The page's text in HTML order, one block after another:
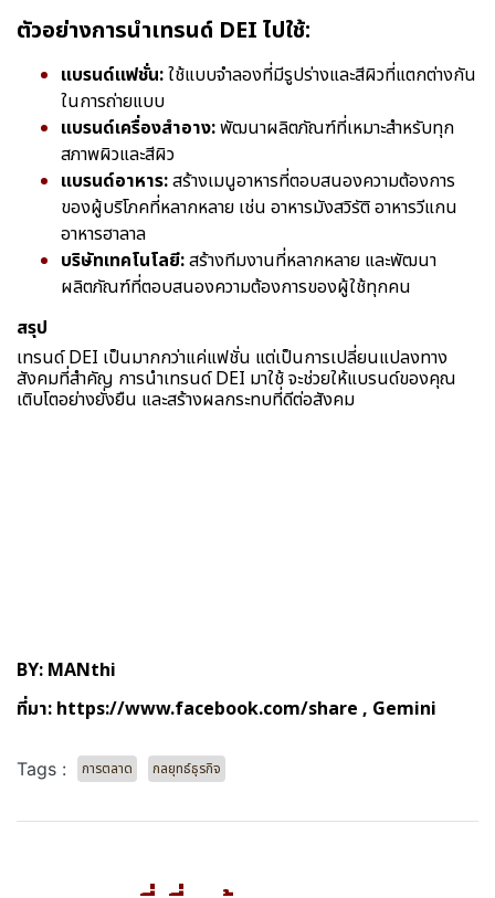
ตัวอย่างการนำเทรนด์ DEI ไปใช้:
แบรนด์แฟชั่น:ใช้แบบจำลองที่มีรูปร่างและสีผิวที่แตกต่างกัน
ในการถ่ายแบบ
แบรนด์เครื่องสำอาง:พัฒนาผลิตภัณฑ์ที่เหมาะสำหรับทุก
สภาพผิวและสีผิว
แบรนด์อาหาร:สร้างเมนูอาหารที่ตอบสนองความต้องการ
ของผู้บริโภคที่หลากหลาย เช่น อาหารมังสวิรัติ อาหารวีแกน
อาหารฮาลาล
บริษัทเทคโนโลยี:สร้างทีมงานที่หลากหลาย และพัฒนา
ผลิตภัณฑ์ที่ตอบสนองความต้องการของผู้ใช้ทุกคน
สรุป
เทรนด์ DEI เป็นมากกว่าแค่แฟชั่น แต่เป็นการเปลี่ยนแปลงทาง
สังคมที่สำคัญ การนำเทรนด์ DEI มาใช้ จะช่วยให้แบรนด์ของคุณ
เติบโตอย่างยั่งยืน และสร้างผลกระทบที่ดีต่อสังคม
BY: MANthi
ที่มา: https://www.facebook.com/share , Gemini
Tags : การตลาด กลยุทธ์ธุรกิจ